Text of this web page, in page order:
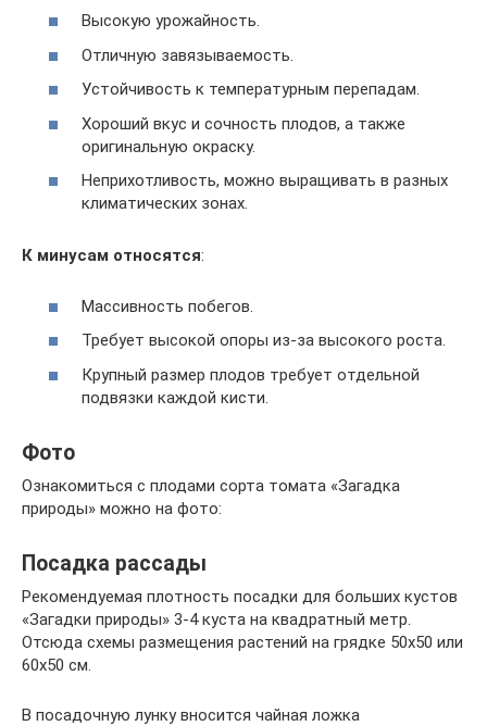
Высокую урожайность.
Отличную завязываемость.
Устойчивость к температурным перепадам.
Хороший вкус и сочность плодов, а также
оригинальную окраску.
Неприхотливость, можно выращивать в разных
климатических зонах.
К минусам относятся:
Массивность побегов.
Требует высокой опоры из-за высокого роста.
Крупный размер плодов требует отдельной
подвязки каждой кисти.
Фото
Ознакомиться с плодами сорта томата «Загадка
природы» можно на фото:
Посадка рассады
Рекомендуемая плотность посадки для больших кустов
«Загадки природы» 3-4 куста на квадратный метр.
Отсюда схемы размещения растений на грядке 50х50 или
60х50 см.
В посадочную лунку вносится чайная ложка